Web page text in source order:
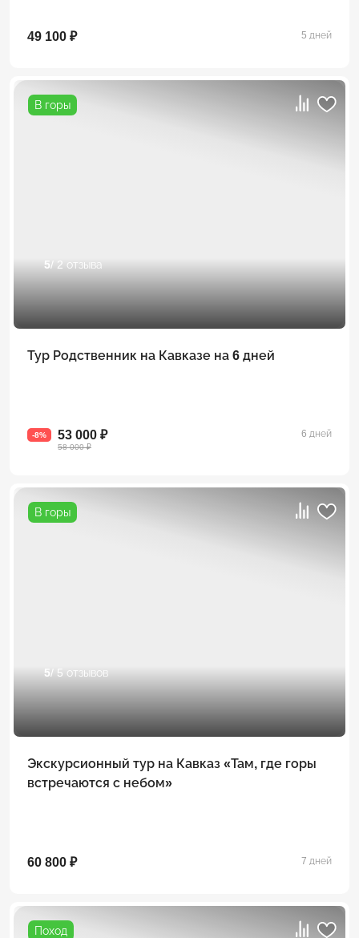
49 100 ₽ 5 дней
В горы
5/ 2 отзыва
Тур Родственник на Кавказе на 6 дней
-8% 53 000 ₽
58 000 ₽
6 дней
В горы
5/ 5 отзывов
Экскурсионный тур на Кавказ «Там, где горы
встречаются с небом»
60 800 ₽ 7 дней
Поход